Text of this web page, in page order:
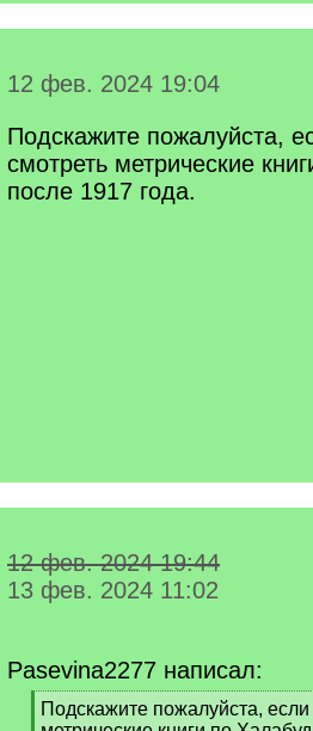
12 фев. 2024 19:04
Подскажите пожалуйста,
смотреть метрические
после 1917 года.
12 фев. 2024 19:44
13 фев. 2024 11:02
Pasevina2277 написал:
[Подскажите пожалуйста, если